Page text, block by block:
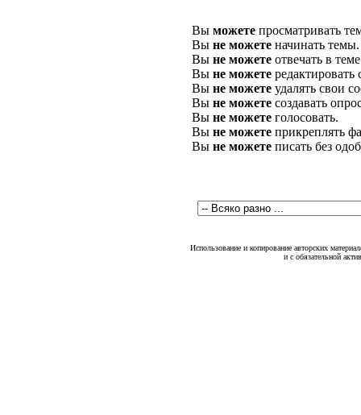
Вы можете просматривать
Вы не можете начинать темы.
Вы не можете отвечать в
Вы не можете
Вы не можете удалять свои
Вы не можете создавать
Вы не можете голосовать.
Вы не можете прикреплять
Вы не можете писать без
Использование и копирование авторских
и с обязательной